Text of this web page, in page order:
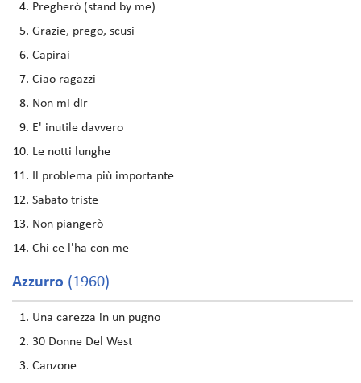
Pregherò (stand by me)
Grazie, prego, scusi
Capirai
Ciao ragazzi
Non mi dir
E' inutile davvero
Le notti lunghe
Il problema più importante
Sabato triste
Non piangerò
Chi ce l'ha con me
Azzurro (1960)
Una carezza in un pugno
30 Donne Del West
Canzone